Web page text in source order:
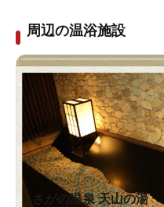
周辺の温浴施設
さがの温泉 天山の湯